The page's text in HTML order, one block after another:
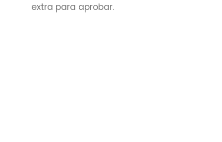
extra para aprobar.